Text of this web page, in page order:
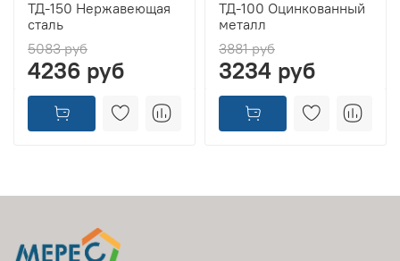
ТД-150 Нержавеющая
сталь
5083 руб
4236 руб
ТД-100 Оцинкованный
металл
3881 руб
3234 руб